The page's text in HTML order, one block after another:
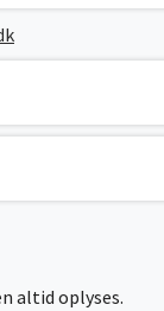
altid oplyses.